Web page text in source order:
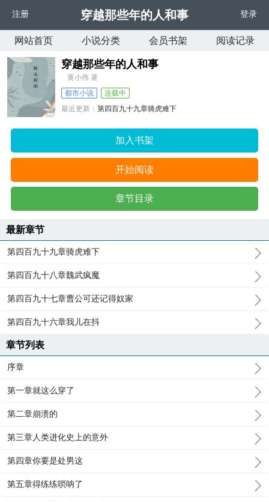
注册 穿越那些年的人和事 登录
网站首页 小说分类 会员书架 阅读记录
穿越那些年的人和事
黄小伟 著
都市小说
连载中
最近更新：第四百九十九章骑虎难下
加入书架
开始阅读
章节目录
最新章节
第四百九十九章骑虎难下
第四百九十八章魏武疯魔
第四百九十七章曹公可还记得奴家
第四百九十六章我儿在抖
章节列表
序章
第一章就这么穿了
第二章崩溃的
第三章人类进化史上的意外
第四章你要是处男这
第五章得练练唢呐了